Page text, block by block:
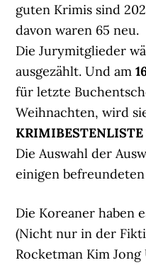
guten Krimis sind
davon waren 65 neu.
Die Jurymitglieder
ausgezählt. Und am
für letzte
Weihnachten, wird
KRIMIBESTENLISTE
Die Auswahl der
einigen
Die Koreaner haben
(Nicht nur in der
Rocketman Kim Jong